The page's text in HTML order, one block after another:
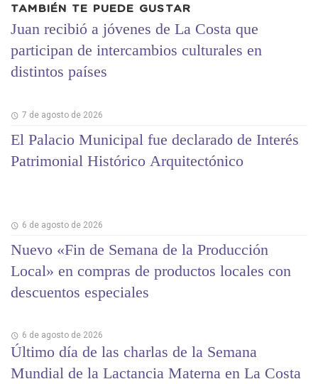
TAMBIÉN TE PUEDE GUSTAR
Juan recibió a jóvenes de La Costa que
participan de intercambios culturales en
distintos países
7 de agosto de 2026
El Palacio Municipal fue declarado de Interés
Patrimonial Histórico Arquitectónico
6 de agosto de 2026
Nuevo «Fin de Semana de la Producción
Local» en compras de productos locales con
descuentos especiales
6 de agosto de 2026
Último día de las charlas de la Semana
Mundial de la Lactancia Materna en La Costa